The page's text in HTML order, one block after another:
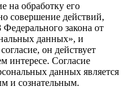
на обработку его
совершение действий,
закона от
данных», и
он действует
интересе. Согласие
данных является
и сознательным.